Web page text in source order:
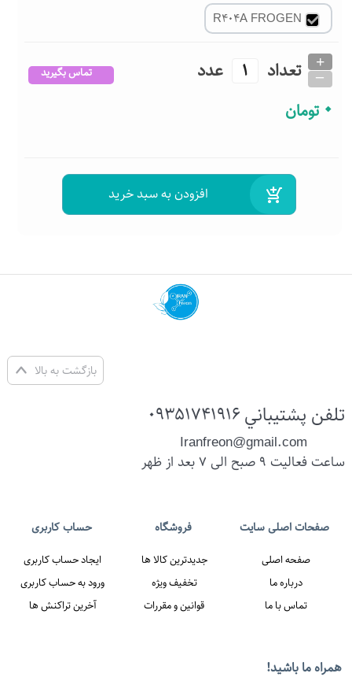
R404A FROGEN
تعداد +
_ عدد تماس بگیرید
0 تومان
بازگشت به بالا
تلفن پشتيباني 09351741916
Iranfreon@gmail.com
ساعت فعالیت 9 صبح الی 7 بعد از ظهر
اصلی سایت
همراه ما باشيد!